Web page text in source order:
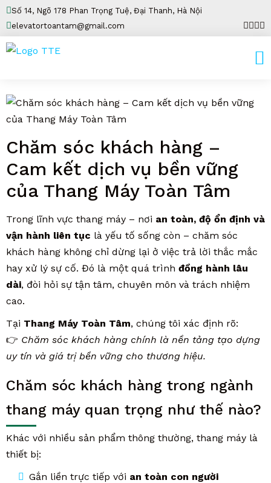
Số 14, Ngõ 178 Phan Trọng Tuệ, Đại Thanh, Hà Nội
elevatortoantam@gmail.com
Chăm sóc khách hàng –
Cam kết dịch vụ bền vững
của Thang Máy Toàn Tâm
Trong lĩnh vực thang máy – nơi an toàn, độ ổn định và
vận hành liên tục là yếu tố sống còn – chăm sóc
khách hàng không chỉ dừng lại ở việc trả lời thắc mắc
hay xử lý sự cố. Đó là một quá trình đồng hành lâu
dài, đòi hỏi sự tận tâm, chuyên môn và trách nhiệm
cao.
Tại Thang Máy Toàn Tâm, chúng tôi xác định rõ:
👉 Chăm sóc khách hàng chính là nền tảng tạo dựng
uy tín và giá trị bền vững cho thương hiệu.
Chăm sóc khách hàng trong ngành
thang máy quan trọng như thế nào?
Khác với nhiều sản phẩm thông thường, thang máy là
thiết bị:
Gắn liền trực tiếp với an toàn con người